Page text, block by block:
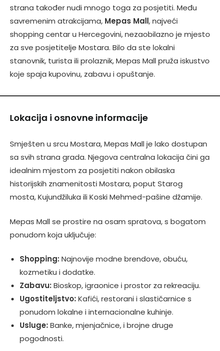
strana također nudi mnogo toga za posjetiti. Među
savremenim atrakcijama, Mepas Mall, najveći
shopping centar u Hercegovini, nezaobilazno je mjesto
za sve posjetitelje Mostara. Bilo da ste lokalni
stanovnik, turista ili prolaznik, Mepas Mall pruža iskustvo
koje spaja kupovinu, zabavu i opuštanje.
Lokacija i osnovne informacije
Smješten u srcu Mostara, Mepas Mall je lako dostupan
sa svih strana grada. Njegova centralna lokacija čini ga
idealnim mjestom za posjetiti nakon obilaska
historijskih znamenitosti Mostara, poput Starog
mosta, Kujundžiluka ili Koski Mehmed-pašine džamije.
Mepas Mall se prostire na osam spratova, s bogatom
ponudom koja uključuje:
Shopping: Najnovije modne brendove, obuću,
kozmetiku i dodatke.
Zabavu: Bioskop, igraonice i prostor za rekreaciju.
Ugostiteljstvo: Kafići, restorani i slastičarnice s
ponudom lokalne i internacionalne kuhinje.
Usluge: Banke, mjenjačnice, i brojne druge
pogodnosti.